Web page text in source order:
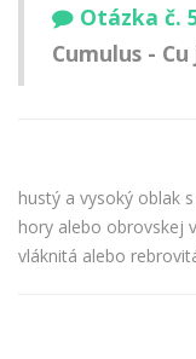
Otázka č.
Cumulus - Cu
hustý a vysoký oblak
hory alebo obrovskej
vláknitá alebo